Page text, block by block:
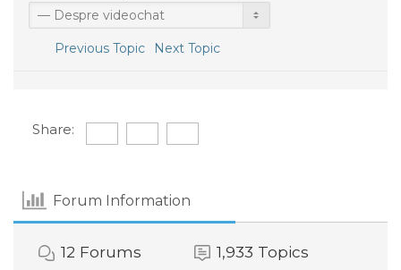
Previous Topic Next Topic
Share:
Forum Information
12 Forums 1,933 Topics